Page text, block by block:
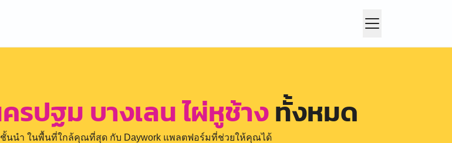
รปฐม บางเลน ไผ่หูช้างทั้งหมด
นนำ ในพื้นที่ใกล้คุณที่สุด กับ Daywork แพลตฟอร์มที่ช่วยให้คุณได้